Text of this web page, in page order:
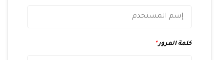
كلمة المرور*